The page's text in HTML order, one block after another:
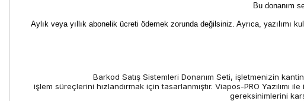
Bu donanım
Aylık veya yıllık abonelik ücreti ödemek zorunda değilsiniz. Ayrıca, yazılımı
Barkod Satış Sistemleri Donanım Seti, işletmenizin
işlem süreçlerini hızlandırmak için tasarlanmıştır. Viapos-PRO
gereksinimlerini